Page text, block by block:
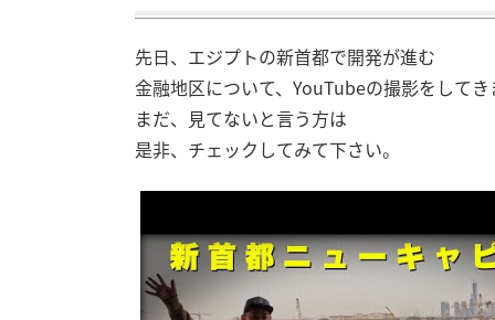
先日、エジプトの新首都で開発が進む
金融地区について、YouTubeの撮影をしてき
まだ、見てないと言う方は
是非、チェックしてみて下さい。